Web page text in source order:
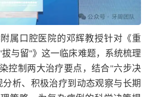
属口腔医院的邓辉教授针对《重
与留"》这一临床难题，系统梳理
控制两大治疗要点，结合"六步决
析、积极治疗到动态观察与长期